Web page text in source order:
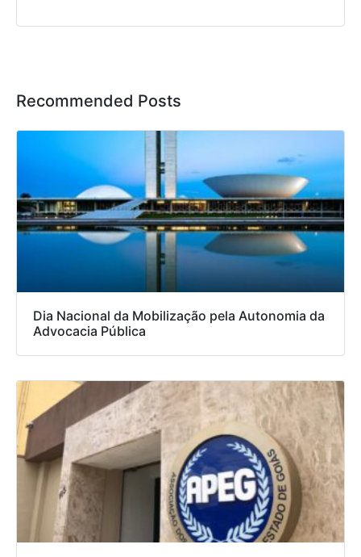
Recommended Posts
Dia Nacional da Mobilização pela Autonomia da
Advocacia Pública